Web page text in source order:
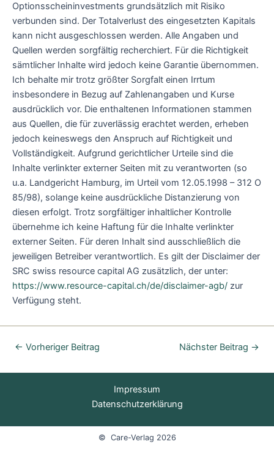
Optionsscheininvestments grundsätzlich mit Risiko
verbunden sind. Der Totalverlust des eingesetzten Kapitals
kann nicht ausgeschlossen werden. Alle Angaben und
Quellen werden sorgfältig recherchiert. Für die Richtigkeit
sämtlicher Inhalte wird jedoch keine Garantie übernommen.
Ich behalte mir trotz größter Sorgfalt einen Irrtum
insbesondere in Bezug auf Zahlenangaben und Kurse
ausdrücklich vor. Die enthaltenen Informationen stammen
aus Quellen, die für zuverlässig erachtet werden, erheben
jedoch keineswegs den Anspruch auf Richtigkeit und
Vollständigkeit. Aufgrund gerichtlicher Urteile sind die
Inhalte verlinkter externer Seiten mit zu verantworten (so
u.a. Landgericht Hamburg, im Urteil vom 12.05.1998 – 312 O
85/98), solange keine ausdrückliche Distanzierung von
diesen erfolgt. Trotz sorgfältiger inhaltlicher Kontrolle
übernehme ich keine Haftung für die Inhalte verlinkter
externer Seiten. Für deren Inhalt sind ausschließlich die
jeweiligen Betreiber verantwortlich. Es gilt der Disclaimer der
SRC swiss resource capital AG zusätzlich, der unter:
https://www.resource-capital.ch/de/disclaimer-agb/ zur
Verfügung steht.
← Vorheriger Beitrag Nächster Beitrag →
Impressum
Datenschutzerklärung
© Care-Verlag 2026